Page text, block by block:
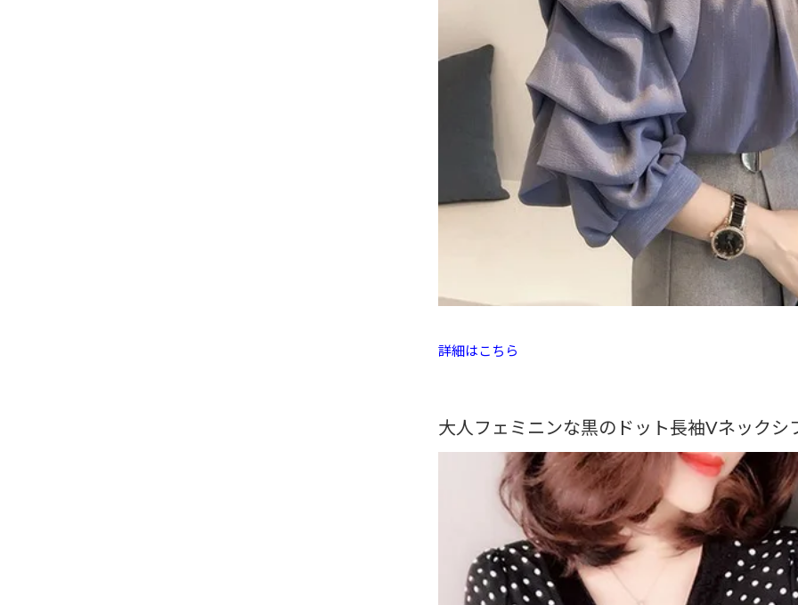
詳細はこちら
大人フェミニンな黒のドット長袖Vネック